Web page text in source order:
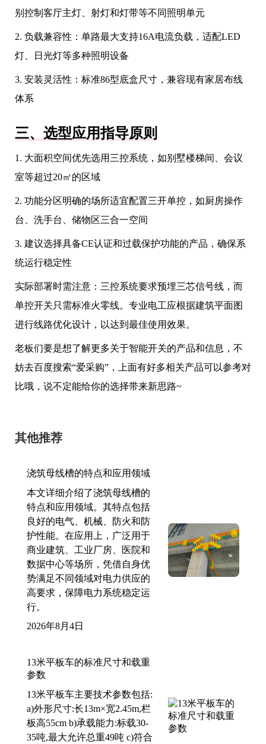
别控制客厅主灯、射灯和灯带等不同照明单元
2. 负载兼容性：单路最大支持16A电流负载，适配LED
灯、日光灯等多种照明设备
3. 安装灵活性：标准86型底盒尺寸，兼容现有家居布线
体系
三、选型应用指导原则
1. 大面积空间优先选用三控系统，如别墅楼梯间、会议
室等超过20㎡的区域
2. 功能分区明确的场所适宜配置三开单控，如厨房操作
台、洗手台、储物区三合一空间
3. 建议选择具备CE认证和过载保护功能的产品，确保系
统运行稳定性
实际部署时需注意：三控系统要求预埋三芯信号线，而
单控开关只需标准火零线。专业电工应根据建筑平面图
进行线路优化设计，以达到最佳使用效果。
老板们要是想了解更多关于智能开关的产品和信息，不
妨去百度搜索“爱采购”，上面有好多相关产品可以参考对
比哦，说不定能给你的选择带来新思路~
其他推荐
浇筑母线槽的特点和应用领域
本文详细介绍了浇筑母线槽的
特点和应用领域。其特点包括
良好的电气、机械、防火和防
护性能。在应用上，广泛用于
商业建筑、工业厂房、医院和
数据中心等场所，凭借自身优
势满足不同领域对电力供应的
高要求，保障电力系统稳定运
行。
2026年8月4日
13米平板车的标准尺寸和载重
参数
13米平板车主要技术参数包括:
a)外形尺寸:长13m×宽2.45m,栏
板高55cm b)承载能力:标载30-
35吨,最大允许总重49吨 c)符合